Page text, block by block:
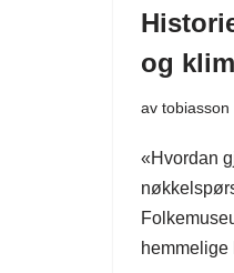
og
av tobiasson
«Hvordan
hemmelige